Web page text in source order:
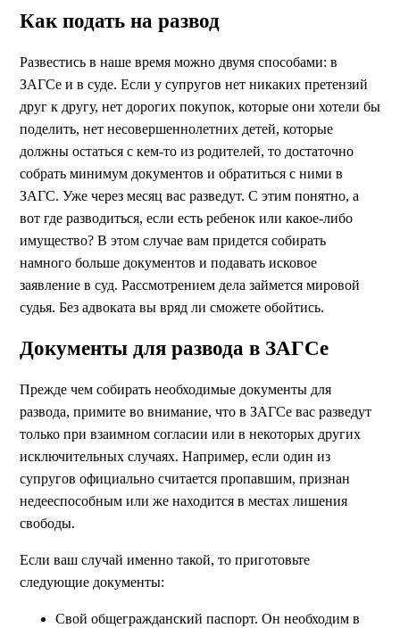
Как подать на развод
Развестись в наше время можно двумя способами: в
ЗАГСе и в суде. Если у супругов нет никаких претензий
друг к другу, нет дорогих покупок, которые они хотели бы
поделить, нет несовершеннолетних детей, которые
должны остаться с кем-то из родителей, то достаточно
собрать минимум документов и обратиться с ними в
ЗАГС. Уже через месяц вас разведут. С этим понятно, а
вот где разводиться, если есть ребенок или какое-либо
имущество? В этом случае вам придется собирать
намного больше документов и подавать исковое
заявление в суд. Рассмотрением дела займется мировой
судья. Без адвоката вы вряд ли сможете обойтись.
Документы для развода в ЗАГСе
Прежде чем собирать необходимые документы для
развода, примите во внимание, что в ЗАГСе вас разведут
только при взаимном согласии или в некоторых других
исключительных случаях. Например, если один из
супругов официально считается пропавшим, признан
недееспособным или же находится в местах лишения
свободы.
Если ваш случай именно такой, то приготовьте
следующие документы:
Свой общегражданский паспорт. Он необходим в